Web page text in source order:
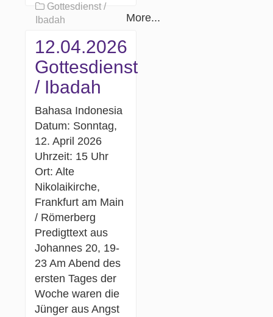
Gottesdienst /
Ibadah
More...
12.04.2026
Gottesdienst
/ Ibadah
Bahasa Indonesia
Datum: Sonntag,
12. April 2026
Uhrzeit: 15 Uhr
Ort: Alte
Nikolaikirche,
Frankfurt am Main
/ Römerberg
Predigttext aus
Johannes 20, 19-
23 Am Abend des
ersten Tages der
Woche waren die
Jünger aus Angst